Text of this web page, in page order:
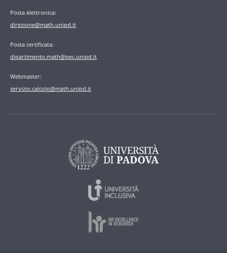
Posta elettronica:
direzione@math.unipd.it
Posta certificata:
dipartimento.math@pec.unipd.it
Webmaster:
servizio.calcolo@math.unipd.it